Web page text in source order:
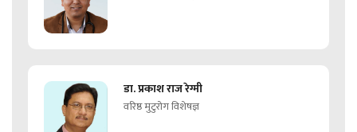
डा. प्रकाश राज रेग्मी
वरिष्ठ मुटुरोग विशेषज्ञ